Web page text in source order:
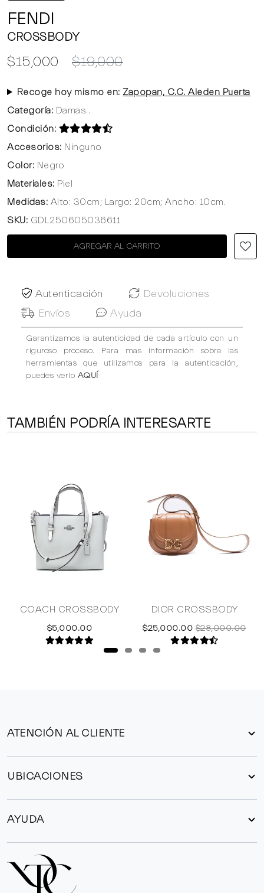
FENDI
CROSSBODY
$15,000 $19,000
Recoge hoy mismo en: Zapopan, C.C. Aleden Puerta
Categoría: Damas..
Condición:
Accesorios: Ninguno
Color: Negro
Materiales: Piel
Medidas: Alto: 30cm; Largo: 20cm; Ancho: 10cm.
SKU: GDL250605036611
AGREGAR AL CARRITO
Autenticación
Devoluciones
Envíos
Ayuda
Garantizamos la autenticidad de cada artículo con un
riguroso proceso. Para mas información sobre las
herramientas que utilizamos para la autenticación,
puedes verlo AQUÍ
TAMBIÉN PODRÍA INTERESARTE
COACH CROSSBODY
$5,000.00
DIOR CROSSBODY
$25,000.00 $28,000.00
ATENCIÓN AL CLIENTE
UBICACIONES
AYUDA